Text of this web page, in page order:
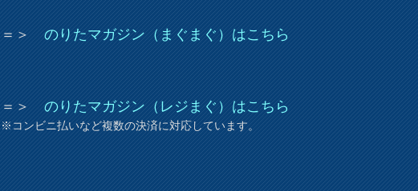
＝＞のりたマガジン（まぐまぐ）はこちら
＝＞のりたマガジン（レジまぐ）はこちら
※コンビニ払いなど複数の決済に対応しています。